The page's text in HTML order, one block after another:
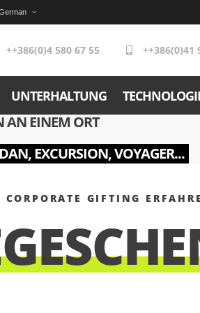
++386(0)4 580 67 55 ++386(0)41
UNTERHALTUNG
AN EINEM ORT
EXCURSION, VOYAGER...
GIFTING